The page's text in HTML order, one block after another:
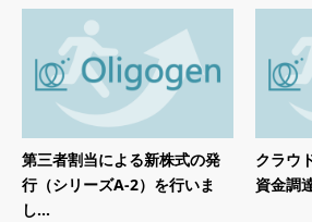
第三者割当による新株式の発
行（シリーズA-2）を行いま
し...
クラウ
資金調